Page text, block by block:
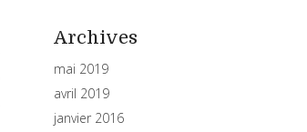
Archives
mai 2019
avril 2019
janvier 2016